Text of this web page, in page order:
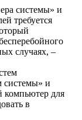
системы» и
требуется
случаях, –
системы» и
компьютер для
в